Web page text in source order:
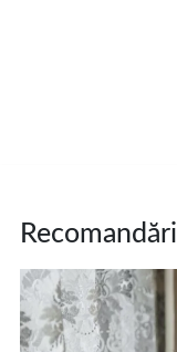
Recomandări